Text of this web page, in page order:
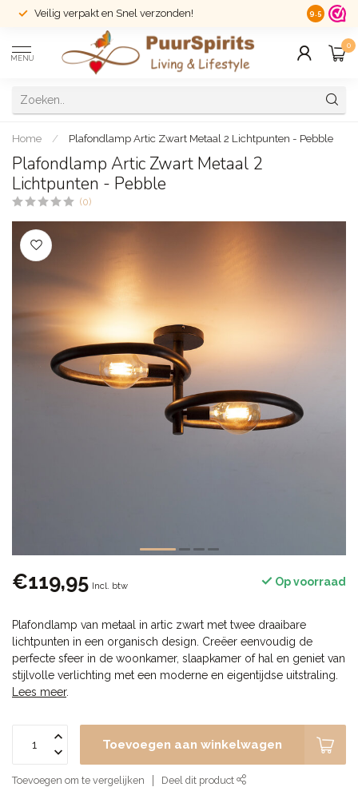
Veilig verpakt en Snel verzonden! 14 dagen
9.5
MENU
0
Home / Plafondlamp Artic Zwart Metaal 2 Lichtpunten - Pebble
Plafondlamp Artic Zwart Metaal 2
Lichtpunten - Pebble
(0)
€119,95 Incl. btw Op voorraad
Plafondlamp van metaal in artic zwart met twee draaibare
lichtpunten in een organisch design. Creëer eenvoudig de
perfecte sfeer in de woonkamer, slaapkamer of hal en geniet van
stijlvolle verlichting met een moderne en eigentijdse uitstraling.
Lees meer.
Toevoegen aan winkelwagen
Toevoegen om te vergelijken Deel dit product